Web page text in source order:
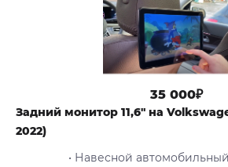
35 000₽
Задний монитор 11,6" на
2022)
• Навесной